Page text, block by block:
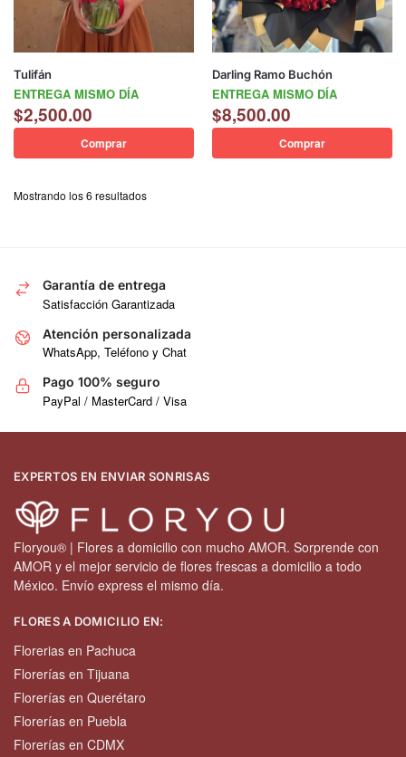
Tulifán
ENTREGA MISMO DÍA
$2,500.00
Comprar
Darling Ramo Buchón
ENTREGA MISMO DÍA
$8,500.00
Comprar
Mostrando los 6 resultados
Garantía de entrega
Satisfacción Garantizada
Atención personalizada
WhatsApp, Teléfono y Chat
Pago 100% seguro
PayPal / MasterCard / Visa
EXPERTOS EN ENVIAR SONRISAS
Floryou® | Flores a domicilio con mucho AMOR. Sorprende con
AMOR y el mejor servicio de flores frescas a domicilio a todo
México. Envío express el mismo día.
FLORES A DOMICILIO EN:
Florerias en Pachuca
Florerías en Tijuana
Florerías en Querétaro
Florerías en Puebla
Florerías en CDMX